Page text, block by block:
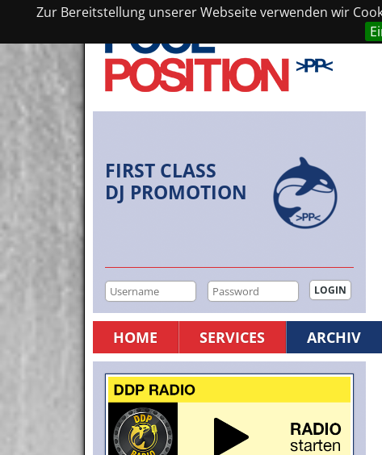
Zur Bereitstellung unserer Webseite verwenden wir
FIRST CLASS
DJ PROMOTION
HOME SERVICES ARCHIV